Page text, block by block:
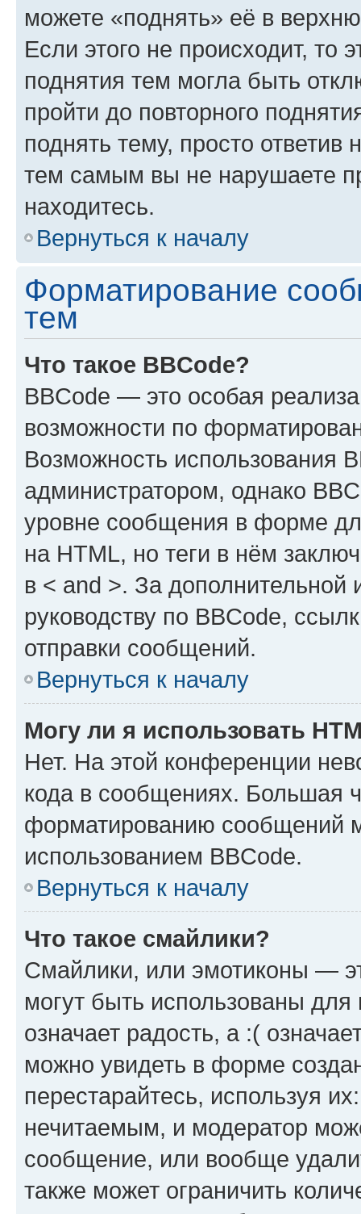
можете «поднять» её в
Если этого не происходит, то
поднятия тем могла быть
пройти до повторного
поднять тему, просто ответив
тем самым вы не нарушаете
находитесь.
Вернуться к началу
Форматирование
тем
Что такое BBCode?
BBCode — это особая
возможности по
Возможность использования
администратором, однако
уровне сообщения в форме
на HTML, но теги в нём
в < and >. За
руководству по BBCode,
отправки сообщений.
Вернуться к началу
Могу ли я использовать
Нет. На этой конференции
кода в сообщениях. Большая
форматированию сообщений
использованием BBCode.
Вернуться к началу
Что такое смайлики?
Смайлики, или эмотиконы —
могут быть использованы
означает радость, а :(
можно увидеть в форме
перестарайтесь, используя
нечитаемым, и модератор
сообщение, или вообще
также может ограничить